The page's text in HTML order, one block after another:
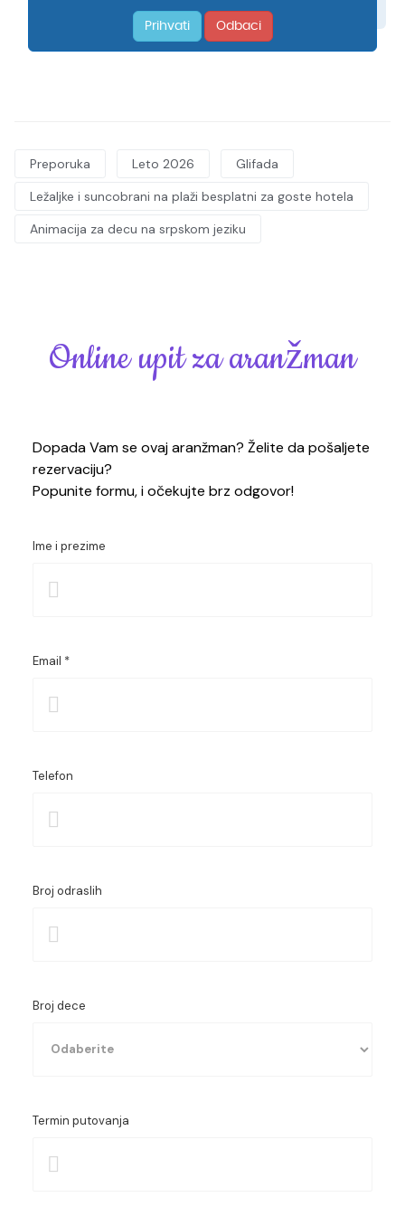
Preporuka Leto 2026
Glifada
Ležaljke i suncobrani na plaži besplatni za goste hotela
Animacija za decu na srpskom jeziku
Online upit za aranžman
Dopada Vam se ovaj aranžman? Želite da pošaljete
rezervaciju?
Popunite formu, i očekujte brz odgovor!
Ime i prezime
Email *
Telefon
Broj odraslih
Broj dece
Termin putovanja